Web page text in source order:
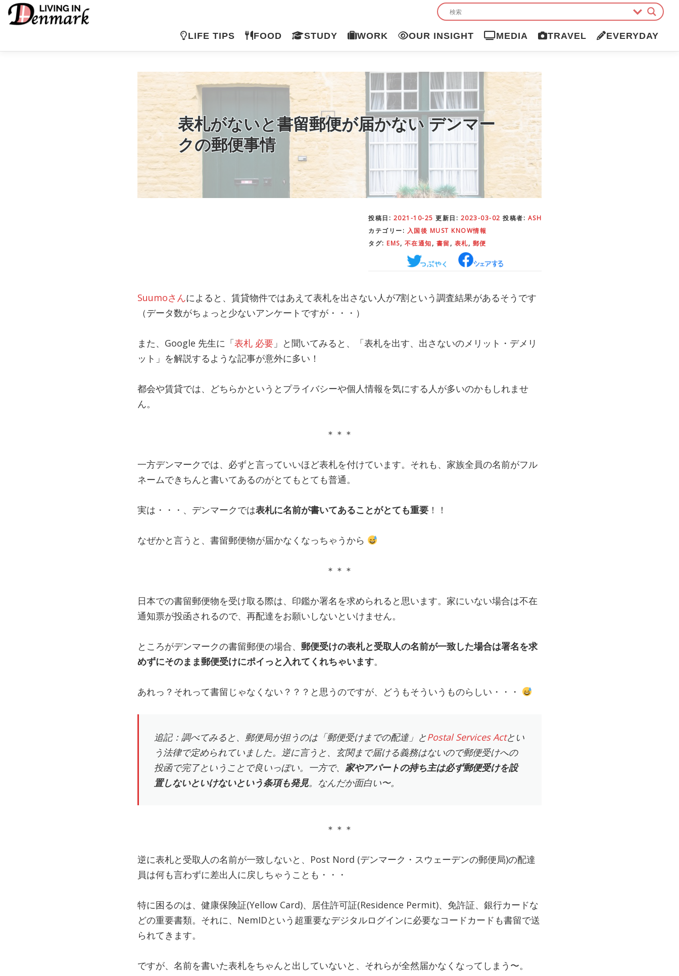
ツ
LIFE TIPS FOOD STUDY WORK OUR INSIGHT MEDIA TRAVEL EVERYDAY
表札がないと書留郵便が届かない デンマー
クの郵便事情
投稿日: 2021-10-25 更新日: 2023-03-02 投稿者: ASH
カテゴリー: 入国後 MUST KNOW情報
タグ: EMS, 不在通知, 書留 , 表札, 郵便
Suumoさんによると、賃貸物件ではあえて表札を出さない人が7割という調査結果があるそうです
（データ数がちょっと少ないアンケートですが・・・）
また、Google 先生に「表札 必要 」と聞いてみると、「表札を出す、出さないのメリット・デメリ
ット」を解説するような記事が意外に多い！
都会や賃貸では、どちらかというとプライバシーや個人情報を気にする人が多いのかもしれませ
ん。
＊＊＊
一方デンマークでは、必ずと言っていいほど表札を付けています。それも、家族全員の名前がフル
ネームできちんと書いてあるのがとてもとても普通。
実は・・・、デンマークでは表札に名前が書いてあることがとても重要 ！！
なぜかと言うと、書留郵便物が届かなくなっちゃうから
＊＊＊
日本での書留郵便物を受け取る際は、印鑑か署名を求められると思います。家にいない場合は不在
通知票が投函されるので、再配達をお願いしないといけません。
ところがデンマークの書留郵便の場合、 郵便受けの表札と受取人の名前が一致した場合は署名を求
めずにそのまま郵便受けにポイっと入れてくれちゃいます。
あれっ？それって書留じゃなくない？？？と思うのですが、どうもそういうものらしい・・・
追記：調べてみると、郵便局が担うのは「郵便受けまでの配達」とPostal Services Actとい
う法律で定められていました。逆に言うと、玄関まで届ける義務はないので郵便受けへの
投函で完了ということで良いっぽい。一方で、 家やアパートの持ち主は必ず郵便受けを設
置しないといけないという条項も発見。なんだか面白い〜。
＊＊＊
逆に表札と受取人の名前が一致しないと、Post Nord (デンマーク・スウェーデンの郵便局)の配達
員は何も言わずに差出人に戻しちゃうことも・・・
特に困るのは、健康保険証(Yellow Card)、居住許可証(Residence Permit)、免許証、銀行カードな
どの重要書類。それに、NemIDという超重要なデジタルログインに必要なコードカードも書留で送
られてきます。
ですが、名前を書いた表札をちゃんと出していないと、それらが全然届かなくなってしまう〜。